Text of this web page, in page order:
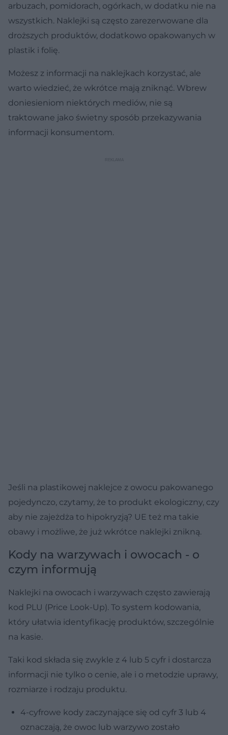
arbuzach, pomidorach, ogórkach, w dodatku nie na
wszystkich. Naklejki są często zarezerwowane dla
droższych produktów, dodatkowo opakowanych w
plastik i folię.
Możesz z informacji na naklejkach korzystać, ale
warto wiedzieć, że wkrótce mają zniknąć. Wbrew
doniesieniom niektórych mediów, nie są
traktowane jako świetny sposób przekazywania
informacji konsumentom.
Jeśli na plastikowej naklejce z owocu pakowanego
pojedynczo, czytamy, że to produkt ekologiczny, czy
aby nie zajeżdża to hipokryzją? UE też ma takie
obawy i możliwe, że już wkrótce naklejki znikną.
Kody na warzywach i owocach - o
czym informują
Naklejki na owocach i warzywach często zawierają
kod PLU (Price Look-Up). To system kodowania,
który ułatwia identyfikację produktów, szczególnie
na kasie.
Taki kod składa się zwykle z 4 lub 5 cyfr i dostarcza
informacji nie tylko o cenie, ale i o metodzie uprawy,
rozmiarze i rodzaju produktu.
4-cyfrowe kody zaczynające się od cyfr 3 lub 4
oznaczają, że owoc lub warzywo zostało